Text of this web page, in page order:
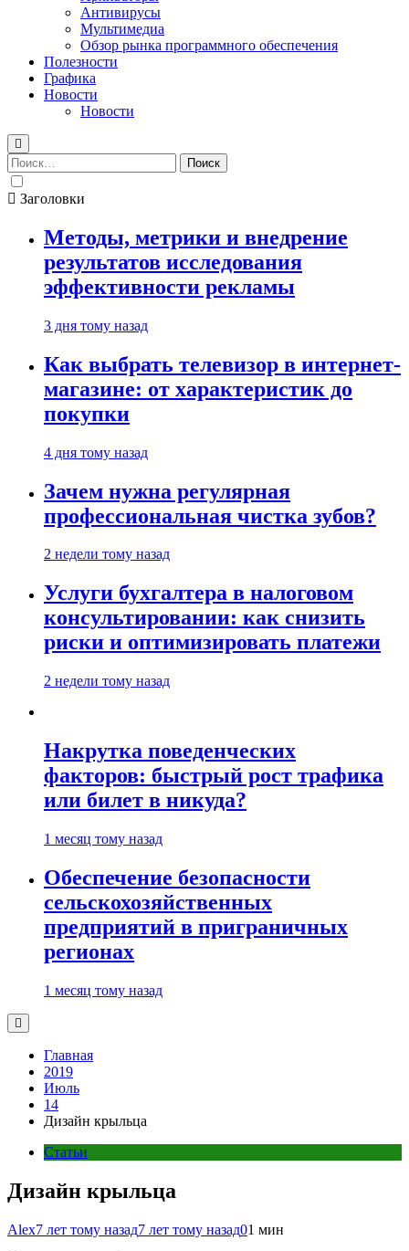
Антивирусы
Мультимедиа
Обзор рынка программного обеспечения
Полезности
Графика
Новости
Новости
Найти:
Заголовки
Методы, метрики и внедрение
результатов исследования
эффективности рекламы
3 дня тому назад
Как выбрать телевизор в интернет-
магазине: от характеристик до
покупки
4 дня тому назад
Зачем нужна регулярная
профессиональная чистка зубов?
2 недели тому назад
Услуги бухгалтера в налоговом
консультировании: как снизить
риски и оптимизировать платежи
2 недели тому назад
Накрутка поведенческих
факторов: быстрый рост трафика
или билет в никуда?
1 месяц тому назад
Обеспечение безопасности
сельскохозяйственных
предприятий в приграничных
регионах
1 месяц тому назад
Главная
2019
Июль
14
Дизайн крыльца
Статьи
Дизайн крыльца
Alex7 лет тому назад7 лет тому назад01 мин